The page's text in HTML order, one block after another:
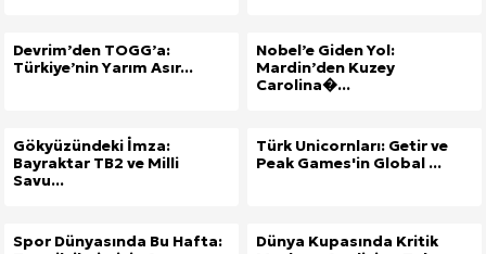
Devrim’den TOGG’a:
Türkiye’nin Yarım Asır...
Nobel’e Giden Yol:
Mardin’den Kuzey
Carolina�...
Gökyüzündeki İmza:
Bayraktar TB2 ve Milli
Savu...
Türk Unicornları: Getir ve
Peak Games'in Global ...
Spor Dünyasında Bu Hafta:
Dünya Kupasında Kritik